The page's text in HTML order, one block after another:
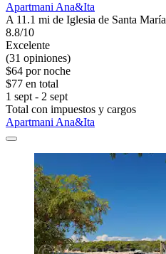
Apartmani Ana&Ita
A 11.1 mi de Iglesia de Santa María
8.8/10
Excelente
(31 opiniones)
$64 por noche
$77 en total
1 sept - 2 sept
Total con impuestos y cargos
Apartmani Ana&Ita